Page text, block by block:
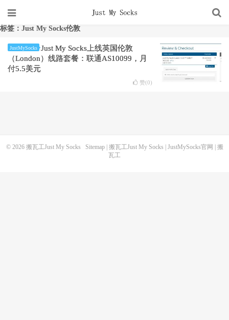
标签：Just My Socks伦敦
JustMySocks
Just My Socks上线英国伦敦
（London）线路套餐：联通AS10099，月
付5.5美元
赞(0)
© 2026 搬瓦工Just My Socks Sitemap| 搬瓦工Just My Socks JustMySocks官网
搬
瓦工